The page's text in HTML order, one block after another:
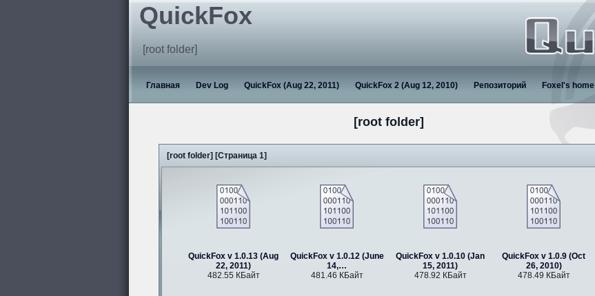
QuickFox
[root folder]
Главная Dev Log QuickFox (Aug 22, 2011) QuickFox 2 (Aug 12, 2010) Репозиторий Foxel's home
[root folder]
[root folder] [Страница 1]
QuickFox v 1.0.13 (Aug
22, 2011)
482.55 КБайт
QuickFox v 1.0.12 (June
14,…
481.46 КБайт
QuickFox v 1.0.10 (Jan
15, 2011)
478.92 КБайт
QuickFox v 1.0.9 (Oct
26, 2010)
478.49 КБайт